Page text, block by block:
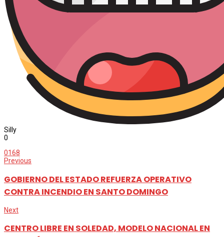
Silly
0
0168
Previous
GOBIERNO DEL ESTADO REFUERZA OPERATIVO
CONTRA INCENDIO EN SANTO DOMINGO
Next
CENTRO LIBRE EN SOLEDAD, MODELO NACIONAL EN